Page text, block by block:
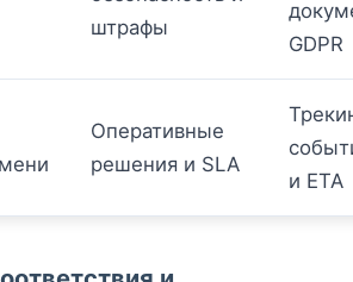
штрафы
GDPR
Оперативные
решения и SLA
и ETA